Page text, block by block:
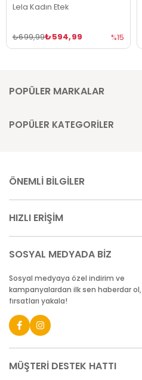
Lela Kadın Etek
₺594,99
₺699,99 %15
POPÜLER MARKALAR
POPÜLER KATEGORİLER
ÖNEMLİ BİLGİLER
HIZLI ERİŞİM
SOSYAL MEDYADA BİZ
Sosyal medyaya özel indirim ve
kampanyalardan ilk sen haberdar ol,
fırsatları yakala!
MÜŞTERİ DESTEK HATTI